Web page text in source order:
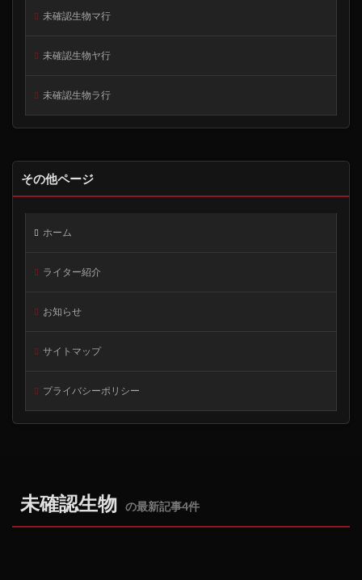
未確認生物マ行
未確認生物ヤ行
未確認生物ラ行
その他ページ
ホーム
ライター紹介
お知らせ
サイトマップ
プライバシーポリシー
未確認生物 の最新記事4件